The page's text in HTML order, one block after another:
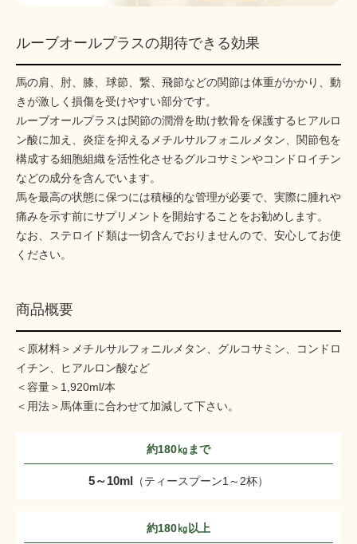
ルーブオールプラスの期待できる効果
馬の肩、肘、膝、球節、繋、飛節などの関節は体重がかかり、動
きが激しく損傷を受けやすい部分です。
ルーブオールプラスは関節の潤滑を助け軟骨を保護するヒアルロ
ン酸に加え、炎症を抑えるメチルサルフォニルメタン、関節包を
構成する細胞組織を活性化させるグルコサミンやコンドロイチン
などの成分を含んでいます。
馬を最高の状態に保つには積極的な管理が必要で、実際に腫れや
痛みを示す前にサプリメントを開始することをお勧めします。
なお、ステロイド類は一切含んでおりませんので、安心してお使
ください。
商品概要
＜原材料＞メチルサルフォニルメタン、グルコサミン、コンドロ
イチン、ヒアルロン酸など
＜容量＞1,920ml/本
＜用法＞馬体重に合わせて加減して下さい。
約180㎏まで
5～10ml （ティースプーン1～2杯）
約180㎏以上